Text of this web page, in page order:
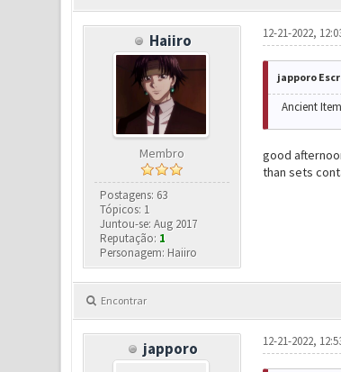
Haiiro
Membro
Postagens: 63
Tópicos: 1
Juntou-se: Aug 2017
Reputação: 1
Personagem: Haiiro
12-21-2022,
japporo
Ancient
good
than sets
Encontrar
japporo 12-21-2022,